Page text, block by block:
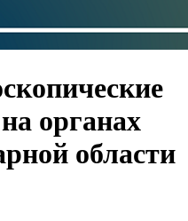
органах
области